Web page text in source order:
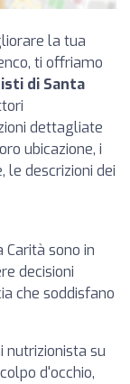
la tua
ti offriamo
di Santa
dettagliate
ubicazione, i
le descrizioni dei
Carità sono in
decisioni
che soddisfano
nutrizionista su
d'occhio,